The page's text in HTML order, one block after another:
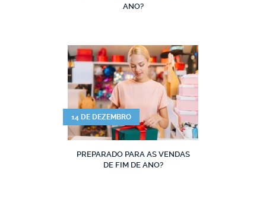
ANO?
14 DE DEZEMBRO
PREPARADO PARA AS VENDAS
DE FIM DE ANO?